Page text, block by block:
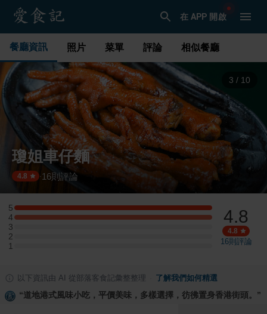
在 APP 開啟
餐廳資訊 照片 菜單 評論 相似餐廳
4 / 10
瓊姐車仔麵
4.8 ·16則評論
5
5 星：2 則評論
4
4 星：2 則評論
3
3 星：0 則評論
2
2 星：0 則評論
1
1 星：0 則評論
4.8
4.8
16則評論
以下資訊由 AI 從部落客食記彙整整理 了解我們如何精選
“道地港式風味小吃，平價美味，多樣選擇，彷彿置身香港街頭。 ”